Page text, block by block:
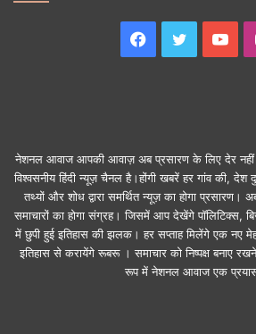
Facebook
Twitter
नेशनल आवाज आपकी आवाज़ अब प्रसारण के लिए देर
विश्वसनीय हिंदी न्यूज़ चैनल है।होंगी खबरें हर गांव की, देश
तथ्यों और शोध द्वारा समर्थित न्यूज़ का होगा
समाचारों का होगा संग्रह। जिसमें आप देखेंगे पॉलिटिक्स,
में छुपी हुई इतिहास की झलक। हर सप्ताह मिलेंगे एक नए
इतिहास से करायेंगे रूबरू । समाचार को निष्पक्ष बनाए
रूप में नेशनल आवाज एक